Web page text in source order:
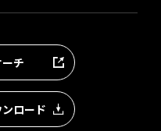
チ
ロード